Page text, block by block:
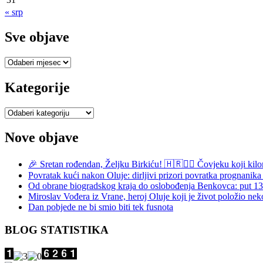
« srp
Sve objave
Sve
Kategorije
Kategorije
Nove objave
🎉 Sretan rođendan, Željku Birkiću! 🇭🇷🏃‍♂️ Čovjeku koji
Povratak kući nakon Oluje: dirljivi prizori povratka
Od obrane biogradskog kraja do oslobođenja Benkovca: put
Miroslav Vođera iz Vrane, heroj Oluje koji je život položio
Dan pobjede ne bi smio biti tek fusnota
BLOG STATISTIKA